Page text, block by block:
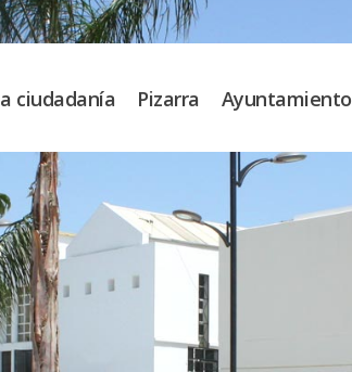
Ayuntamiento
Pizarra
ciudadanía